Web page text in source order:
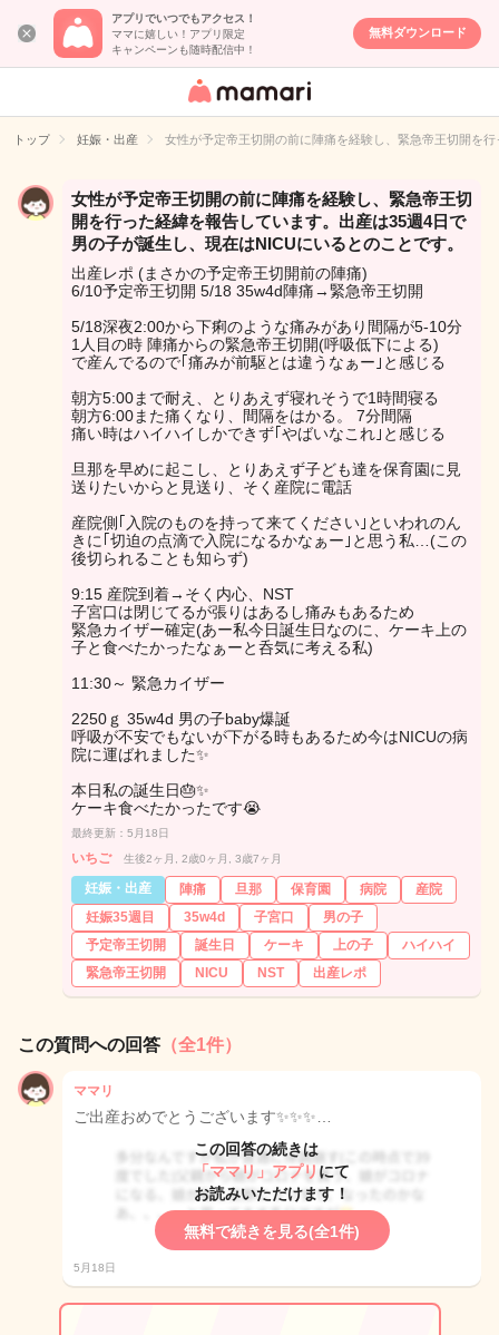
アプリでいつでもアクセス！
ママに嬉しい！アプリ限定
キャンペーンも随時配信中！
無料ダウンロード
女性専用匿名QA
イト
トップ 妊娠・出産 女性が予定帝王切開の前に陣痛を経験し、緊急帝王切開を
女性が予定帝王切開の前に陣痛を経験し、緊急帝王切
開を行った経緯を報告しています。出産は35週4日で
男の子が誕生し、現在はNICUにいるとのことです。
出産レポ (まさかの予定帝王切開前の陣痛)
6/10予定帝王切開 5/18 35w4d陣痛→緊急帝王切開
5/18深夜2:00から下痢のような痛みがあり間隔が5-10分
1人目の時 陣痛からの緊急帝王切開(呼吸低下による)
で産んでるので｢痛みが前駆とは違うなぁー｣と感じる
朝方5:00まで耐え、とりあえず寝れそうで1時間寝る
朝方6:00また痛くなり、間隔をはかる。 7分間隔
痛い時はハイハイしかできず｢やばいなこれ｣と感じる
旦那を早めに起こし、とりあえず子ども達を保育園に見
送りたいからと見送り、そく産院に電話
産院側｢入院のものを持って来てください｣といわれのん
きに｢切迫の点滴で入院になるかなぁー｣と思う私…(この
後切られることも知らず)
9:15 産院到着→そく内心、NST
子宮口は閉じてるが張りはあるし痛みもあるため
緊急カイザー確定(あー私今日誕生日なのに、ケーキ上の
子と食べたかったなぁーと呑気に考える私)
11:30～ 緊急カイザー
2250ｇ 35w4d 男の子baby爆誕
呼吸が不安でもないが下がる時もあるため今はNICUの病
院に運ばれました✨️
本日私の誕生日🎂✨️
ケーキ食べたかったです😭
最終更新：5月18日
いちご 生後2ヶ月, 2歳0ヶ月, 3歳7ヶ月
妊娠・出産 陣痛 旦那 保育園 病院
産院
妊娠35週目
35w4d 子宮口
男の子
予定帝王切開
誕生日 ケーキ 上の子
ハイハイ
緊急帝王切開
NICU NST 出産レポ
この質問への回答 （全1件）
ママリ
ご出産おめでとうございます✨✨✨…
この回答の続きは
「ママリ」アプリ にて
お読みいただけます！
無料で続きを見る(全1件)
5月18日